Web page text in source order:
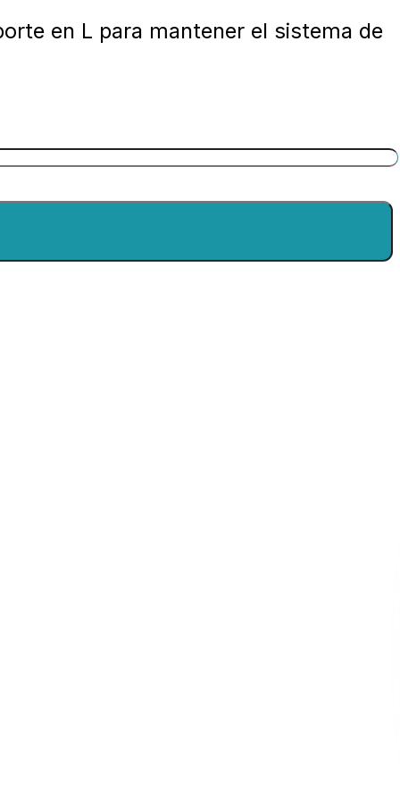
en L para mantener el sistema de